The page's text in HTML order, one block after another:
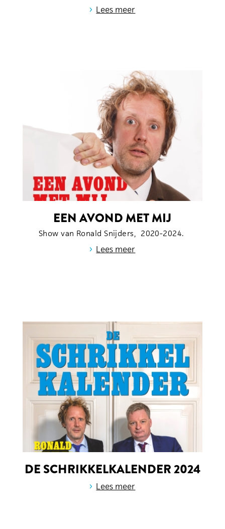
› Lees meer
EEN AVOND MET MIJ
Show van Ronald Snijders, 2020-2024.
› Lees meer
DE SCHRIKKELKALENDER 2024
› Lees meer